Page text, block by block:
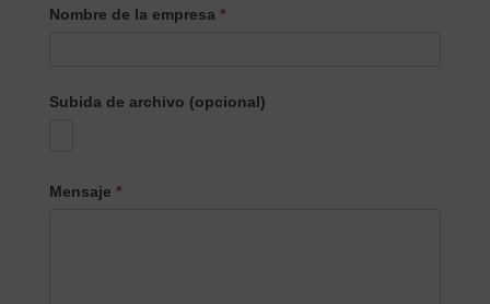
Nombre de la empresa *
Subida de archivo (opcional)
Mensaje *